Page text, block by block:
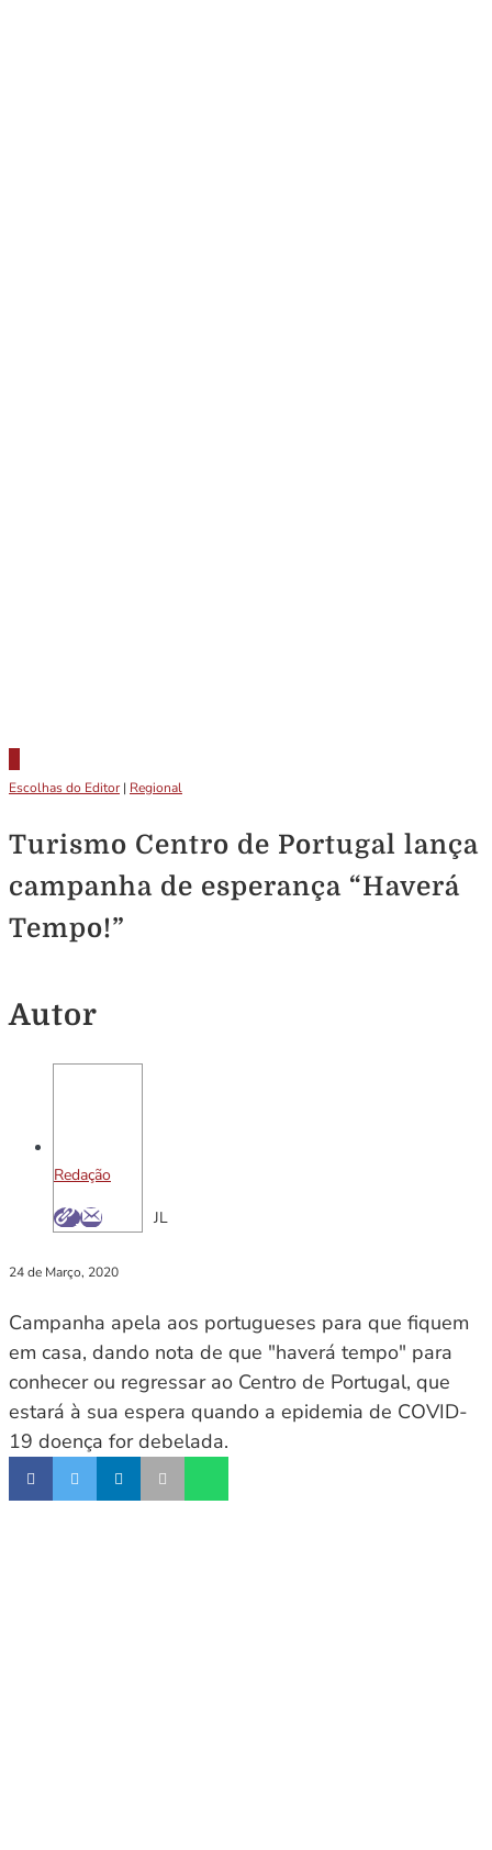
Escolhas do Editor| Regional
Turismo Centro de Portugal lança
campanha de esperança “Haverá
Tempo!”
Autor
Redação
JL
24 de Março, 2020
Campanha apela aos portugueses para que fiquem
em casa, dando nota de que "haverá tempo" para
conhecer ou regressar ao Centro de Portugal, que
estará à sua espera quando a epidemia de COVID-
19 doença for debelada.